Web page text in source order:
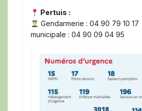
Pertuis :
Gendarmerie : 04 90 79 10 17
municipale : 04 90 09 04 95